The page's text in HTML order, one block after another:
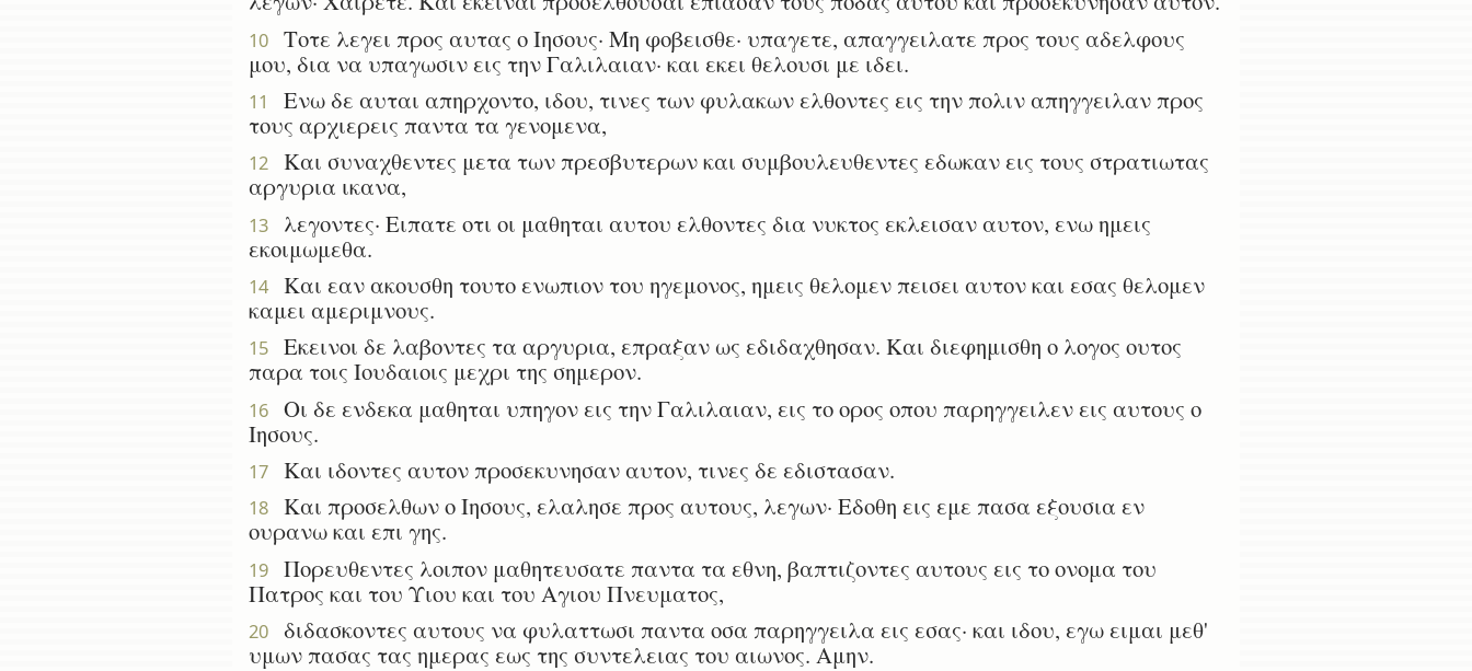
10
Τοτε λεγει προς αυτας ο Ιησους· Μη φοβεισθε· υπαγετε, απαγγειλατε προς τους αδελφους
μου, δια να υπαγωσιν εις την Γαλιλαιαν· και εκει θελουσι με ιδει.
11
Ενω δε αυται απηρχοντο, ιδου, τινες των φυλακων ελθοντες εις την πολιν απηγγειλαν προς
τους αρχιερεις παντα τα γενομενα,
12
Και συναχθεντες μετα των πρεσβυτερων και συμβουλευθεντες εδωκαν εις τους στρατιωτας
αργυρια ικανα,
13
λεγοντες· Ειπατε οτι οι μαθηται αυτου ελθοντες δια νυκτος εκλεισαν αυτον, ενω ημεις
εκοιμωμεθα.
14
Και εαν ακουσθη τουτο ενωπιον του ηγεμονος, ημεις θελομεν πεισει αυτον και εσας θελομεν
καμει αμεριμνους.
15
Εκεινοι δε λαβοντες τα αργυρια, επραξαν ως εδιδαχθησαν. Και διεφημισθη ο λογος ουτος
παρα τοις Ιουδαιοις μεχρι της σημερον.
16
Οι δε ενδεκα μαθηται υπηγον εις την Γαλιλαιαν, εις το ορος οπου παρηγγειλεν εις αυτους ο
Ιησους.
17 Και ιδοντες αυτον προσεκυνησαν αυτον, τινες δε εδιστασαν.
18
Και προσελθων ο Ιησους, ελαλησε προς αυτους, λεγων· Εδοθη εις εμε πασα εξουσια εν
ουρανω και επι γης.
19
Πορευθεντες λοιπον μαθητευσατε παντα τα εθνη, βαπτιζοντες αυτους εις το ονομα του
Πατρος και του Υιου και του Αγιου Πνευματος,
20
διδασκοντες αυτους να φυλαττωσι παντα οσα παρηγγειλα εις εσας· και ιδου, εγω ειμαι μεθ'
υμων πασας τας ημερας εως της συντελειας του αιωνος. Αμην.